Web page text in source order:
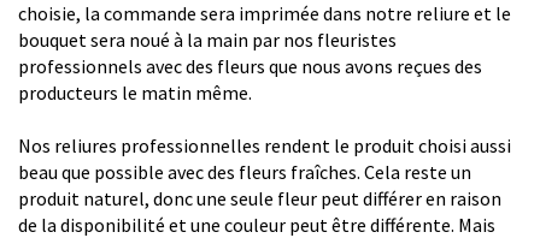
choisie, la commande sera imprimée dans notre reliure et le
bouquet sera noué à la main par nos fleuristes
professionnels avec des fleurs que nous avons reçues des
producteurs le matin même.
Nos reliures professionnelles rendent le produit choisi aussi
beau que possible avec des fleurs fraîches. Cela reste un
produit naturel, donc une seule fleur peut différer en raison
de la disponibilité et une couleur peut être différente. Mais